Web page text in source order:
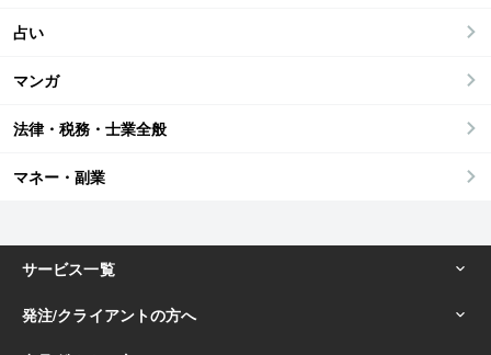
占い
マンガ
法律・税務・士業全般
マネー・副業